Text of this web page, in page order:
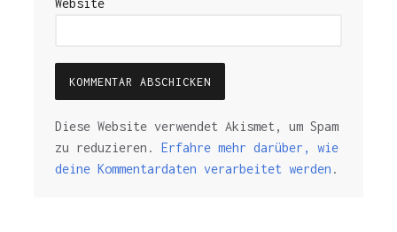
Diese Website verwendet Akismet, um Spam
zu reduzieren. Erfahre mehr darüber, wie
deine Kommentardaten verarbeitet werden .